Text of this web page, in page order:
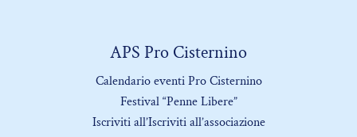
APS Pro Cisternino
Calendario eventi Pro Cisternino
Festival “Penne Libere”
Iscriviti all’Iscriviti all’associazione